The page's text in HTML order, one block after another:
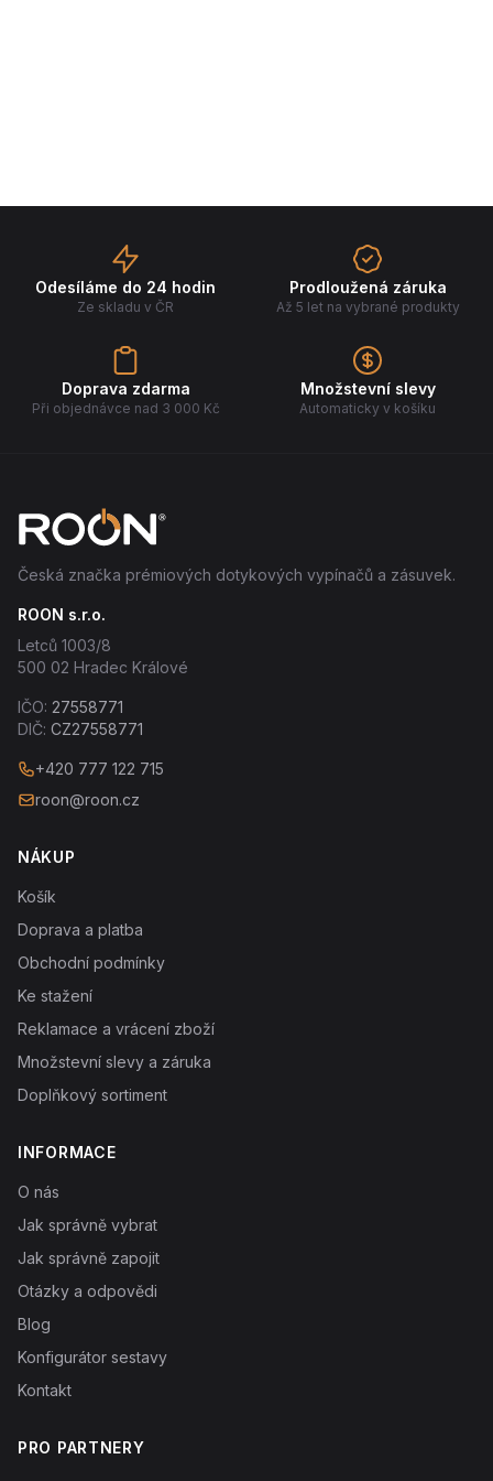
Odesíláme do 24 hodin
Ze skladu v ČR
Prodloužená záruka
Až 5 let na vybrané produkty
Doprava zdarma
Při objednávce nad 3 000 Kč
Množstevní slevy
Automaticky v košíku
Česká značka prémiových dotykových vypínačů a zásuvek.
ROON s.r.o.
Letců 1003/8
500 02 Hradec Králové
IČO: 27558771
DIČ: CZ27558771
+420 777 122 715
roon@roon.cz
NÁKUP
Košík
Doprava a platba
Obchodní podmínky
Ke stažení
Reklamace a vrácení zboží
Množstevní slevy a záruka
Doplňkový sortiment
INFORMACE
O nás
Jak správně vybrat
Jak správně zapojit
Otázky a odpovědi
Blog
Konfigurátor sestavy
Kontakt
PRO PARTNERY